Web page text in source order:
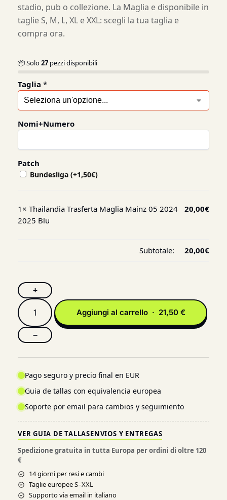
stadio, pub o collezione. La Maglia e disponibile in
taglie S, M, L, XL e XXL: scegli la tua taglia e
compra ora.
📦 Solo27 pezzi disponibili
Taglia *
Nomi+Numero
Patch
Bundesliga (+1,50€)
1× Thailandia Trasferta Maglia Mainz 05 2024
2025 Blu
20,00€
Subtotale: 20,00€
+
−
Aggiungi al carrello · 21,50 €
Pago seguro y precio final en EUR
Guia de tallas con equivalencia europea
Soporte por email para cambios y seguimiento
VER GUIA DE TALLASENVIOS Y ENTREGAS
Spedizione gratuita in tutta Europa per ordini di oltre 120
€
14 giorni per resi e cambi
Taglie europee S–XXL
Supporto via email in italiano